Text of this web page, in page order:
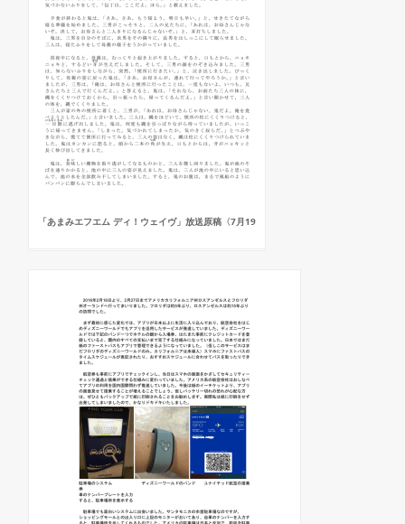
「あまみエフエム ディ！ウェイヴ」放送原稿〈7月19